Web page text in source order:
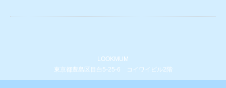
LOOKMUM
東京都豊島区目白5-25-6 コイワイビル2階